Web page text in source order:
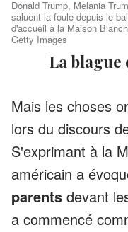
Donald Trump, Melania
saluent la foule depuis le
d'accueil à la Maison
Getty Images
La
Mais les choses
lors du discours
S'exprimant à la
américain a
parents devant
a commencé